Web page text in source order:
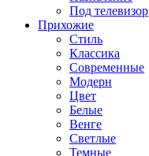
Под телевизор
Прихожие
Стиль
Классика
Современные
Модерн
Цвет
Белые
Венге
Светлые
Темные